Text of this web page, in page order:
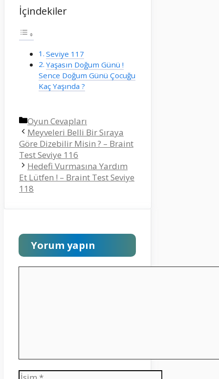
İçindekiler
Seviye 117
Yaşasın Doğum Günü !
Sence Doğum Günü Çocuğu
Kaç Yaşında ?
Kategoriler
Oyun Cevapları
Meyveleri Belli Bir Sıraya
Göre Dizebilir Misin ? – Braint
Test Seviye 116
Hedefi Vurmasına Yardım
Et Lütfen ! – Braint Test Seviye
118
Yorum yapın
İsim